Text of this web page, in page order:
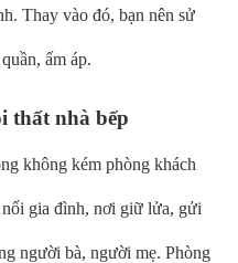
Thay vào đó, bạn nên sử
ấm áp.
thất nhà bếp
không kém phòng khách
gia đình, nơi giữ lửa, gửi
người bà, người mẹ. Phòng